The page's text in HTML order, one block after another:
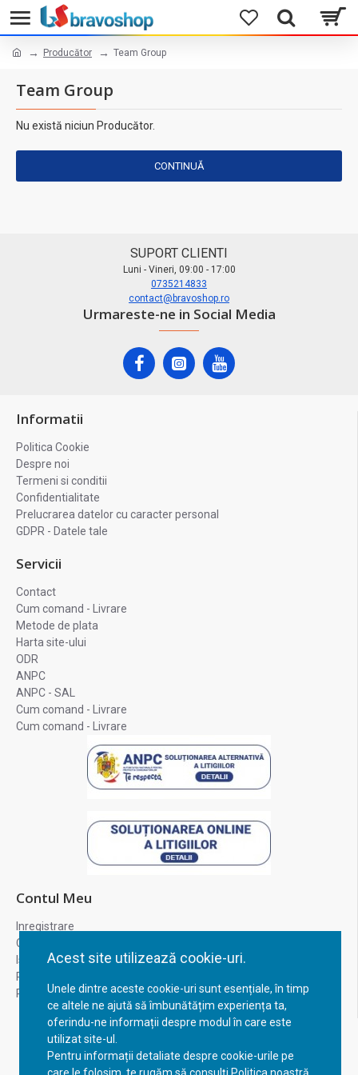
Acest site utilizează cookie-uri.
Unele dintre aceste cookie-uri sunt esențiale, în timp
ce altele ne ajută să îmbunătățim experiența ta,
oferindu-ne informații despre modul în care este
utilizat site-ul.
Pentru informații detaliate despre cookie-urile pe
Producător Team Group
Team Group
Nu există niciun Producător.
CONTINUĂ
SUPORT CLIENTI
Luni - Vineri, 09:00 - 17:00
0735214833
contact@bravoshop.ro
Urmareste-ne in Social Media
Informatii
Politica Cookie
Despre noi
Termeni si conditii
Confidentialitate
Prelucrarea datelor cu caracter personal
GDPR - Datele tale
Servicii
Contact
Cum comand - Livrare
Metode de plata
Harta site-ului
ODR
ANPC
ANPC - SAL
Cum comand - Livrare
Cum comand - Livrare
Contul Meu
Inregistrare
Contul meu
Istoric comenzi
Recuperare parola
Returnare produs